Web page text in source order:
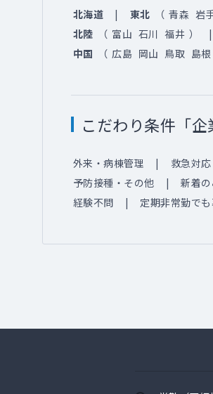
北海道 東北 （ 青森 岩
北陸
（ 富山 石川 福井 ）
中国
（ 広島 岡山 鳥取 島根
こだわり条件「
外来・病棟管理 救急対応
予防接種・その他
新着
経験不問
定期非常勤で